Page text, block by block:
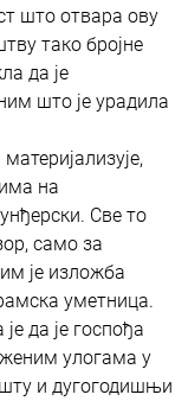
што отвара ову
тако бројне
да је
што је урадила
на
Све то
само за
је изложба
уметница.
да је госпођа
улогама у
и дугогодишњи